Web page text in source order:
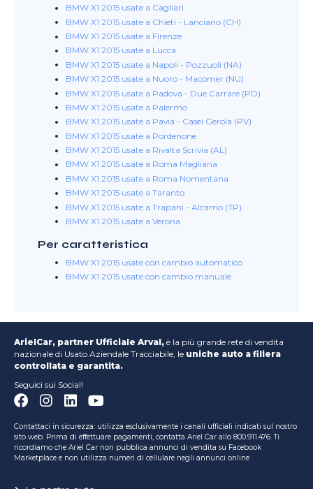
BMW X1 2015 usate a Cagliari
BMW X1 2015 usate a Chieti - Lanciano (CH)
BMW X1 2015 usate a Firenze
BMW X1 2015 usate a Lucca
BMW X1 2015 usate a Napoli - Pozzuoli (NA)
BMW X1 2015 usate a Nuoro - Macomer (NU)
BMW X1 2015 usate a Padova - Due Carrare (PD)
BMW X1 2015 usate a Palermo
BMW X1 2015 usate a Pavia - Casei Gerola (PV)
BMW X1 2015 usate a Pordenone
BMW X1 2015 usate a Rivalta Scrivia (AL)
BMW X1 2015 usate a Roma Magliana
BMW X1 2015 usate a Roma Nomentana
BMW X1 2015 usate a Taranto
BMW X1 2015 usate a Trapani - Alcamo (TP)
BMW X1 2015 usate a Verona
Per caratteristica
BMW X1 2015 usate con cambio automatico
BMW X1 2015 usate con cambio manuale
ArielCar, partner Ufficiale Arval, è la più grande rete di vendita
nazionale di Usato Aziendale Tracciabile, le uniche auto a filiera
controllata e garantita.
Seguici sui Social!
Contattaci in sicurezza: utilizza esclusivamente i canali ufficiali indicati sul nostro
sito web. Prima di effettuare pagamenti, contatta Ariel Car allo 800.911.476. Ti
ricordiamo che Ariel Car non pubblica annunci di vendita su Facebook
Marketplace e non utilizza numeri di cellulare negli annunci online